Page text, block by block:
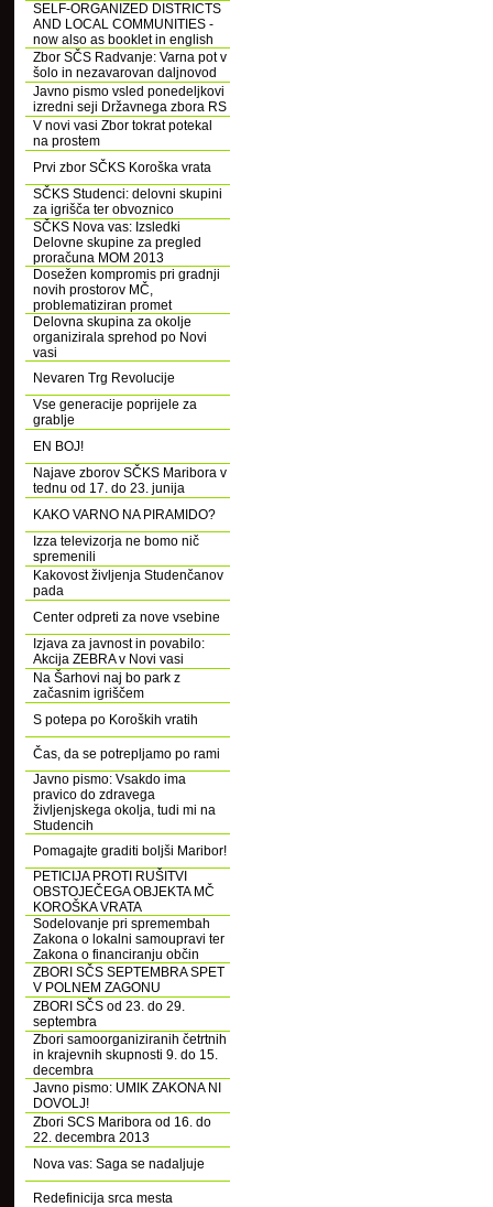
SELF-ORGANIZED DISTRICTS
AND LOCAL COMMUNITIES -
now also as booklet in english
Zbor SČS Radvanje: Varna pot v
šolo in nezavarovan daljnovod
Javno pismo vsled ponedeljkovi
izredni seji Državnega zbora RS
V novi vasi Zbor tokrat potekal
na prostem
Prvi zbor SČKS Koroška vrata
SČKS Studenci: delovni skupini
za igrišča ter obvoznico
SČKS Nova vas: Izsledki
Delovne skupine za pregled
proračuna MOM 2013
Dosežen kompromis pri gradnji
novih prostorov MČ,
problematiziran promet
Delovna skupina za okolje
organizirala sprehod po Novi
vasi
Nevaren Trg Revolucije
Vse generacije poprijele za
grablje
EN BOJ!
Najave zborov SČKS Maribora v
tednu od 17. do 23. junija
KAKO VARNO NA PIRAMIDO?
Izza televizorja ne bomo nič
spremenili
Kakovost življenja Studenčanov
pada
Center odpreti za nove vsebine
Izjava za javnost in povabilo:
Akcija ZEBRA v Novi vasi
Na Šarhovi naj bo park z
začasnim igriščem
S potepa po Koroških vratih
Čas, da se potrepljamo po rami
Javno pismo: Vsakdo ima
pravico do zdravega
življenjskega okolja, tudi mi na
Studencih
Pomagajte graditi boljši Maribor!
PETICIJA PROTI RUŠITVI
OBSTOJEČEGA OBJEKTA MČ
KOROŠKA VRATA
Sodelovanje pri spremembah
Zakona o lokalni samoupravi ter
Zakona o financiranju občin
ZBORI SČS SEPTEMBRA SPET
V POLNEM ZAGONU
ZBORI SČS od 23. do 29.
septembra
Zbori samoorganiziranih četrtnih
in krajevnih skupnosti 9. do 15.
decembra
Javno pismo: UMIK ZAKONA NI
DOVOLJ!
Zbori SCS Maribora od 16. do
22. decembra 2013
Nova vas: Saga se nadaljuje
Redefinicija srca mesta